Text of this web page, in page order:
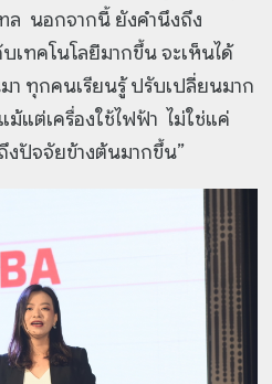
ล นอกจากนี้ ยังคำนึงถึง
เทคโนโลยีมากขึ้น จะเห็นได้
า ทุกคนเรียนรู้ ปรับเปลี่ยนมาก
แต่เครื่องใช้ไฟฟ้า ไม่ใช่แค่
ปัจจัยข้างต้นมากขึ้น”